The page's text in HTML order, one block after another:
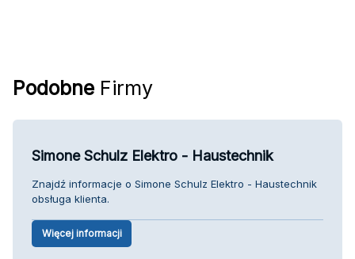
Podobne Firmy
Simone Schulz Elektro - Haustechnik
Znajdź informacje o Simone Schulz Elektro - Haustechnik
obsługa klienta.
Więcej informacji